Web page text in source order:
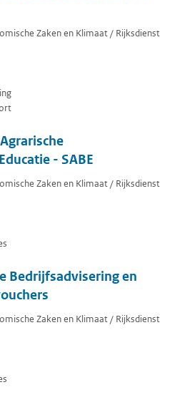
Zaken en Klimaat / Rijksdienst
- SABE
Zaken en Klimaat / Rijksdienst
Bedrijfsadvisering en
Zaken en Klimaat / Rijksdienst